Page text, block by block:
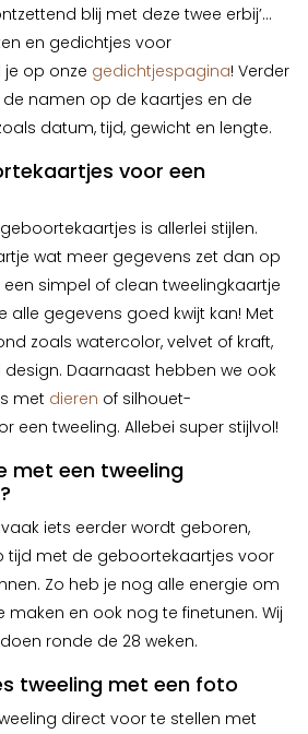
blij met deze twee erbij’…
en gedichtjes voor
op onze gedichtjespagina! Verder
namen op de kaartjes en de
datum, tijd, gewicht en lengte.
voor een
is allerlei stijlen.
wat meer gegevens zet dan op
een simpel of clean tweelingkaartje
alle gegevens goed kwijt kan! Met
zoals watercolor, velvet of kraft,
Daarnaast hebben we ook
met dieren of silhouet-
een tweeling. Allebei super stijlvol!
met een tweeling
iets eerder wordt geboren,
tijd met de geboortekaartjes voor
Zo heb je nog alle energie om
maken en ook nog te finetunen. Wij
ronde de 28 weken.
tweeling met een foto
direct voor te stellen met